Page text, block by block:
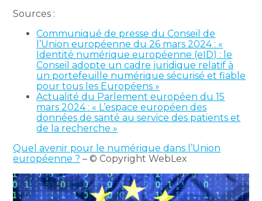
Sources :
Communiqué de presse du Conseil de
l’Union européenne du 26 mars 2024 : «
Identité numérique européenne (eID) : le
Conseil adopte un cadre juridique relatif à
un portefeuille numérique sécurisé et fiable
pour tous les Européens »
Actualité du Parlement européen du 15
mars 2024 : « L’espace européen des
données de santé au service des patients et
de la recherche »
Quel avenir pour le numérique dans l’Union
européenne ? – © Copyright WebLex